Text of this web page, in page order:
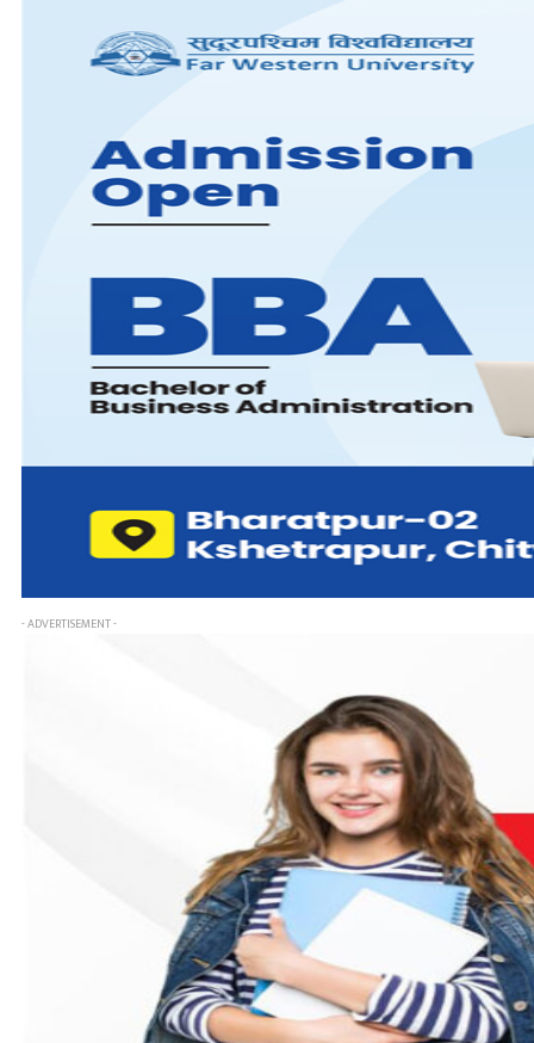
- ADVERTISEMENT -